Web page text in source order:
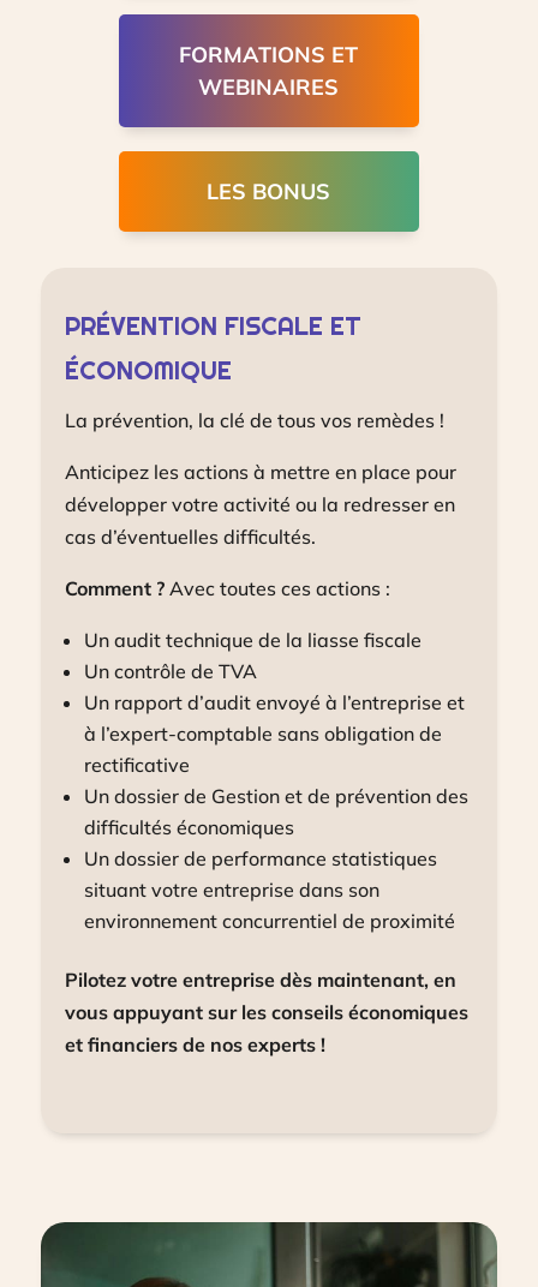
FORMATIONS ET
WEBINAIRES
LES BONUS
PRÉVENTION FISCALE ET
ÉCONOMIQUE
La prévention, la clé de tous vos remèdes !
Anticipez les actions à mettre en place pour
développer votre activité ou la redresser en
cas d’éventuelles difficultés.
Comment ?Avec toutes ces actions :
Un audit technique de la liasse fiscale
Un contrôle de TVA
Un rapport d’audit envoyé à l’entreprise et
à l’expert-comptable sans obligation de
rectificative
Un dossier de Gestion et de prévention des
difficultés économiques
Un dossier de performance statistiques
situant votre entreprise dans son
environnement concurrentiel de proximité
Pilotez votre entreprise dès maintenant, en
vous appuyant sur les conseils économiques
et financiers de nos experts !